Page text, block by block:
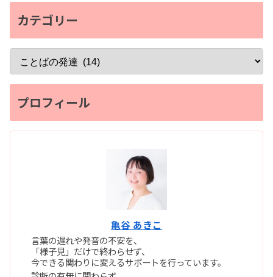
カテゴリー
プロフィール
亀谷 あきこ
言葉の遅れや発音の不安を、
「様子見」だけで終わらせず、
今できる関わりに変えるサポートを行っています。